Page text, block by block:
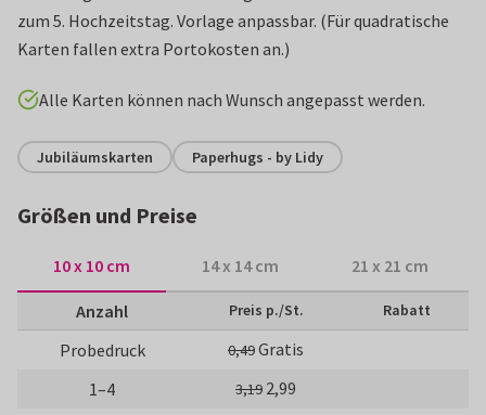
zum 5. Hochzeitstag. Vorlage anpassbar. (Für quadratische
Karten fallen extra Portokosten an.)
Alle Karten können nach Wunsch angepasst werden.
Jubiläumskarten Paperhugs - by Lidy
Größen und Preise
10 x 10 cm 14 x 14 cm 21 x 21 cm
Anzahl Preis p./St. Rabatt
Probedruck 0,49Gratis
1–4
3,19 2,99